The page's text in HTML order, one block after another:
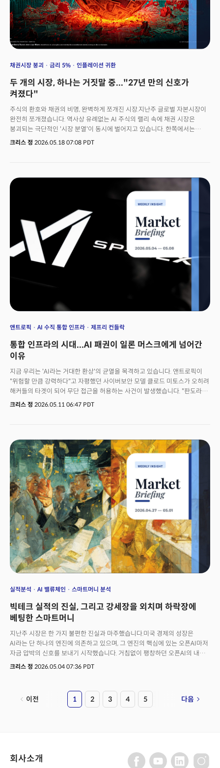
조용히 움직이는 '구조의 변화'를 봐야하는 이유입니다.
채권시장 붕괴 금리 5% 인플레이션 귀환
두 개의 시장, 하나는 거짓말 중..."27년 만의 신호가
켜졌다"
주식의 환호와 채권의 비명, 완벽하게 쪼개진 시장.지난주 글로벌 자본시장이
완전히 쪼개졌습니다. 역사상 유례없는 AI 주식의 랠리 속에 채권 시장은
붕괴되는 극단적인 '시장 분열'이 동시에 벌어지고 있습니다. 한쪽에서는
대한민국을 중심으로 반도체 랠리가 닷컴 버블 정점의 기울기를 무려 26년
초장기물이 사상 최고치를 경신했습니다.주식시장은 이를 단순한 '소음'
수준으로 치부하고 있습니다. 하지만 G7이 채권시장의 동향을 긴급 의제로
올린 지금, 우리는 두 시장 중 어느 쪽이 진실을 말하고 있는지 물어야
합니다. 18일(현지시각) 케빈 워시 연준 의장 체제가 공식적으로 출범하는
가운데 호르무즈 해협 봉쇄로 촉발된 에너지 발 인플레이션이 연준의
통화정책 스케쥴에 심각한 도전장을 던지고 있습니다. 동시에 월가의 거대
자본은 '예측 시장'이라는 새로운 금융 인프라로 그 영역을 확장하고 있습니다.
주식 현물과 선물, 그리고 옵션에서 이제 돈은 '이벤트'라는 새로운 영역으로
무한 확장합니다. 아이러니한 점은 풍부한 유동성의 시대가 만들어낸 환희의
정점에서 5%라는 금리는 수면 아래에서 조용히 시장에 어두운 그림자를
드리우고 있다는 점입니다. 인플레이션 파동에서 예측시장의 제도권 진입,
크리스 정 2026.05.18 07:08 PDT
앤트로픽 AI 수직 통합 인프라 제프리 컨들락
통합 인프라의 시대...AI 패권이 일론 머스크에게 넘어간
이유
지금 우리는 'AI라는 거대한 환상'의 균열을 목격하고 있습니다. 앤트로픽이
"위험할 만큼 강력하다"고 자평했던 사이버보안 모델 클로드 미토스가 오히려
해커들의 타겟이 되어 무단 접근을 허용하는 사건이 발생했습니다. "판도라의
상자가 열렸다"월가는 충격에 빠졌습니다. 너무 뛰어난 능력으로 일부
스페이스X에 컴퓨팅 인프라를 의존하기 시작했습니다. AI 생태계의 권력
이동이 시작된 겁니다.거시적인 변화도 놓칠 수 없습니다. 미국의 공공부채가
2차 대전 이후 처음으로 GDP를 추월했습니다. 미국은 이제 1달러를 벌기
위해 1.33달러를 쓰는 나라가 됐습니다. 문제는 1946년의 100%는
정점이었지만 80년이 지난 2026년의 100%는 시작이라는 점입니다. 제프리
건들락이 이에 대응하는 충격적인 포지셔닝을 공개했습니다. 이번 주
밀키스레터는 리더들이 절대 놓칠 수 없는 소식들로 가득합니다.
크리스 정 2026.05.11 06:47 PDT
실적분석 AI 밸류체인 스마트머니 분석
빅테크 실적의 진실, 그리고 강세장을 외치며 하락장에
베팅한 스마트머니
지난주 시장은 한 가지 불편한 진실과 마주했습니다.미국 경제의 성장은
AI라는 단 하나의 엔진에 의존하고 있으며, 그 엔진의 핵심에 있는 오픈AI마저
자금 압박의 신호를 보내기 시작했습니다. 거침없이 팽창하던 오픈AI의 내부
균열이 글로벌 자본시장을 뒤흔든 가운데, 1분기 빅테크 실적 발표는 막대한
투자와 정부 지출이 억지로 쌓아 올린 사상누각 아래, 진짜 경제를 지탱하는
소비가 무너지고 있음을 경고하고 있습니다.1분기 GDP 성장률 2.0%라는
분열 상태에 빠졌습니다.블랙록이 4조 3000억 달러의 운용 시각으로
"포트폴리오를 재조정하라"고 경고한 이유, 배런스 빅머니 폴에서 강세론
크리스 정 2026.05.04 07:36 PDT
이전 1 2 3 4 5 다음
회사소개